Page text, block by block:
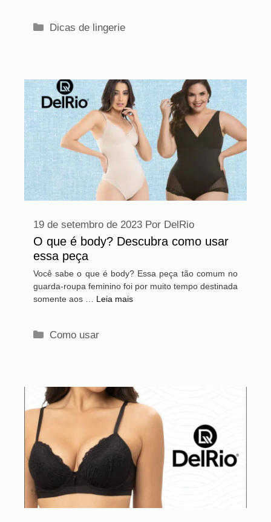
Categorias
Dicas de lingerie
O que é body? Descubra como usar
essa peça
19 de setembro de 2023 Por DelRio
Você sabe o que é body? Essa peça tão comum no
guarda-roupa feminino foi por muito tempo destinada
somente aos … Leia mais
Categorias
Como usar